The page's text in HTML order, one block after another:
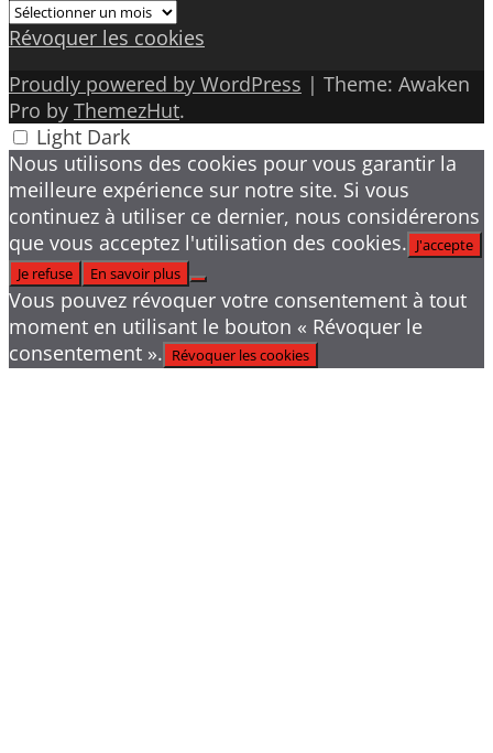
Archives
Révoquer les cookies
Proudly powered by WordPress | Theme: Awaken
Pro by ThemezHut.
Light Dark
Nous utilisons des cookies pour vous garantir la
meilleure expérience sur notre site. Si vous
continuez à utiliser ce dernier, nous considérerons
que vous acceptez l'utilisation des cookies. J'accepte
Je refuse
En savoir plus
Vous pouvez révoquer votre consentement à tout
moment en utilisant le bouton « Révoquer le
consentement ». Révoquer les cookies